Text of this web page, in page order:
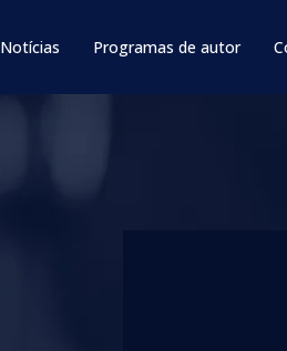
Notícias Programas de autor